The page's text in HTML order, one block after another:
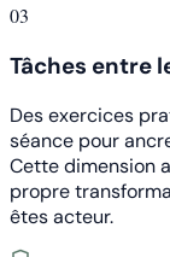
03
Tâches entre
Des exercices
séance pour
Cette dimension
propre
êtes acteur.